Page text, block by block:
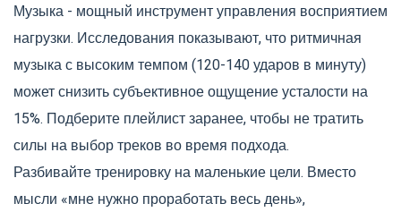
Музыка - мощный инструмент управления восприятием
нагрузки. Исследования показывают, что ритмичная
музыка с высоким темпом (120-140 ударов в минуту)
может снизить субъективное ощущение усталости на
15%. Подберите плейлист заранее, чтобы не тратить
силы на выбор треков во время подхода.
Разбивайте тренировку на маленькие цели. Вместо
мысли «мне нужно проработать весь день»,